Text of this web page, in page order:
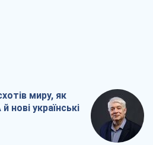
миру, як
українські